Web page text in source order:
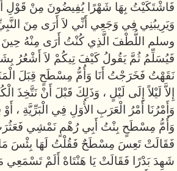
فَاشْتَكَيْتُ بِهَا شَهْرًا يُفِيضُونَ مِنْ قَوْلِ
وَيَرِيبُنِي فِي وَجَعِي أَنِّي لاَ أَرَى مِنَ
وسلم اللُّطْفَ الَّذِي كُنْتُ أَرَى مِنْهُ
فَيُسَلِّمُ ثُمَّ يَقُولُ كَيْفَ تِيكُمْ لاَ أَشْعُرُ
نَقَهْتُ فَخَرَجْتُ أَنَا وَأُمُّ مِسْطَحٍ قِبَلَ
إِلاَّ لَيْلاً إِلَى لَيْلٍ ، وَذَلِكَ قَبْلَ أَنْ نَتَّخِذَ
وَأَمْرُنَا أَمْرُ الْعَرَبِ الأُوَلِ فِي الْبَرِّيَّةِ ،
وَأُمُّ مِسْطَحٍ بِنْتُ أَبِي رُهْمٍ نَمْشِي
فَقَالَتْ تَعِسَ مِسْطَحٌ فَقُلْتُ لَهَا بِئْسَ مَا
شَهِدَ بَدْرًا فَقَالَتْ يَا هَنْتَاهْ أَلَمْ تَسْمَعِي